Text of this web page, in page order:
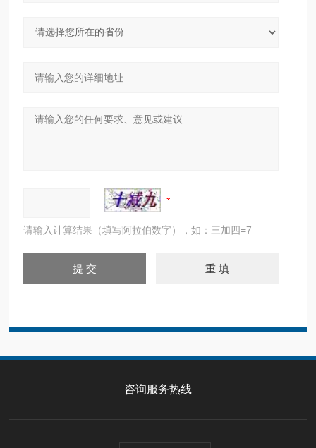
请输入计算结果（填写阿拉伯数字），如：三加四=7
咨询服务热线